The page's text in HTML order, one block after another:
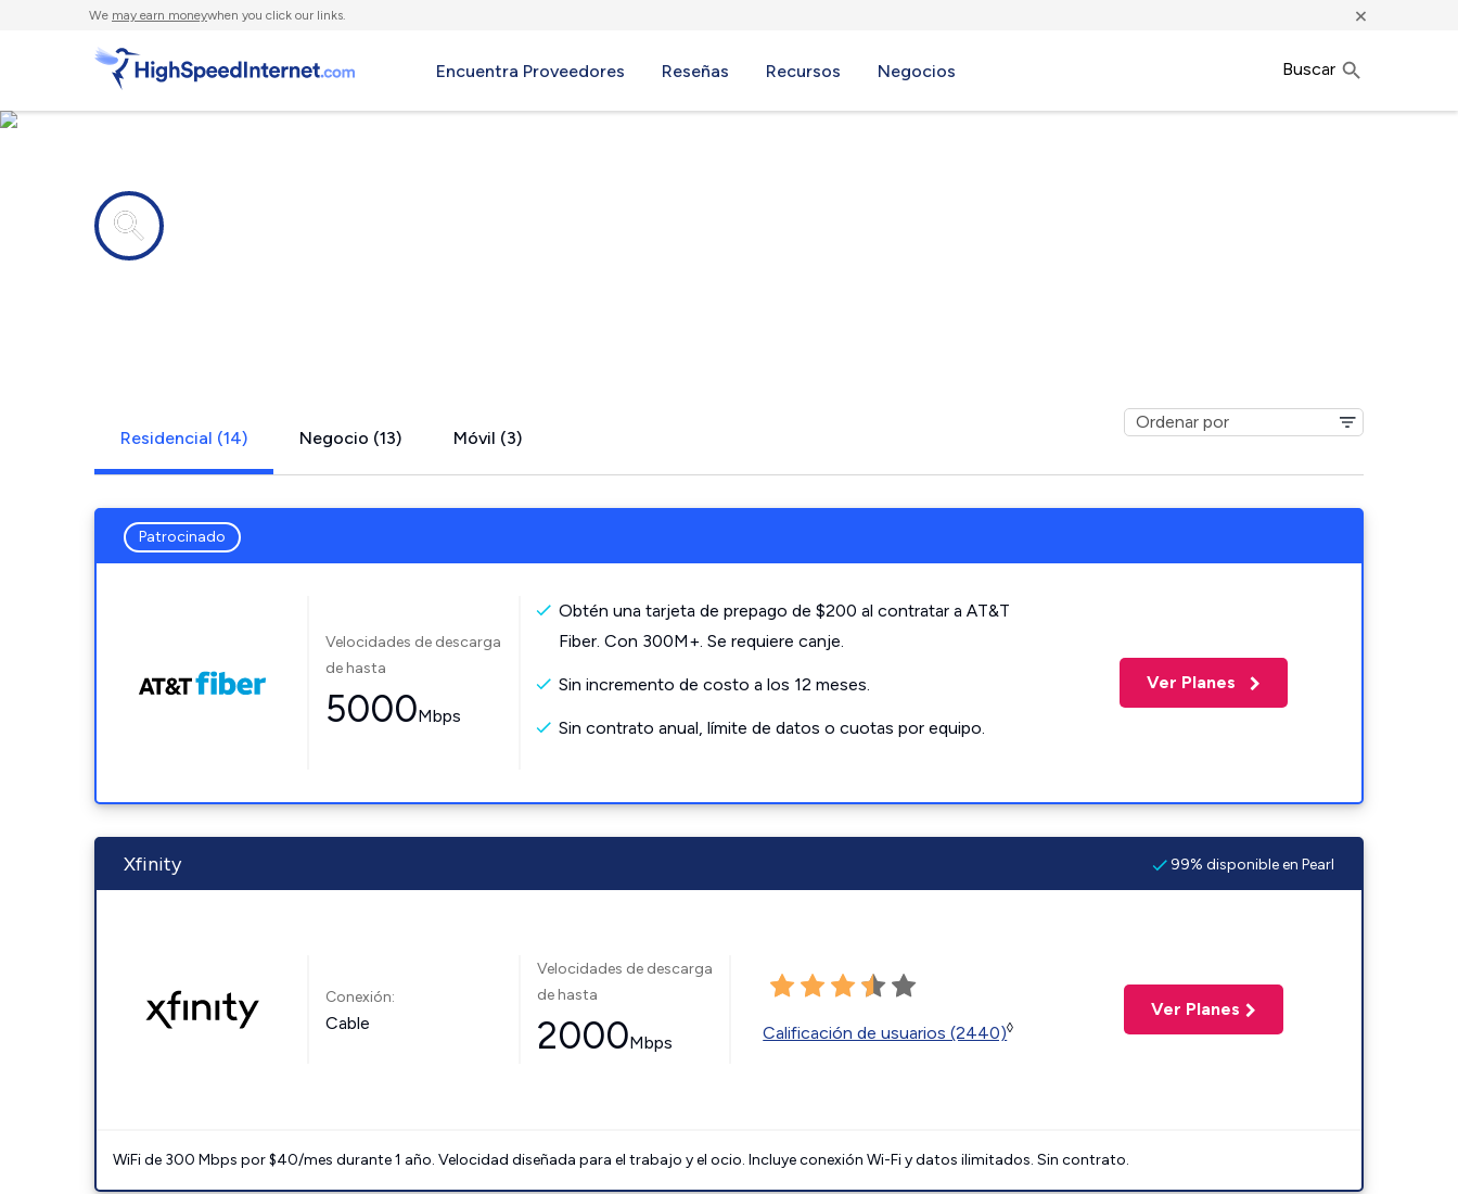
We may earn moneywhen you click our links. ×
Encuentra Proveedores Reseñas Recursos Negocios Buscar
Residencial (14) Negocio (13) Móvil (3)
Patrocinado
Velocidades de descarga
de hasta
5000Mbps
Obtén una tarjeta de prepago de $200 al contratar a AT&T
Fiber. Con 300M+. Se requiere canje.
Sin incremento de costo a los 12 meses.
Sin contrato anual, límite de datos o cuotas por equipo.
Ver Planes
Xfinity 99% disponible en Pearl
Conexión:
Cable
Velocidades de descarga
de hasta
2000Mbps Calificación de usuarios (2440)◊
Ver Planes
WiFi de 300 Mbps por $40/mes durante 1 año. Velocidad diseñada para el trabajo y el ocio. Incluye conexión Wi-Fi y datos ilimitados. Sin contrato.